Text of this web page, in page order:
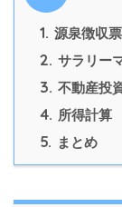
1. 源泉徴収票
2. サラリー
3. 不動産投
4. 所得計算
5. まとめ